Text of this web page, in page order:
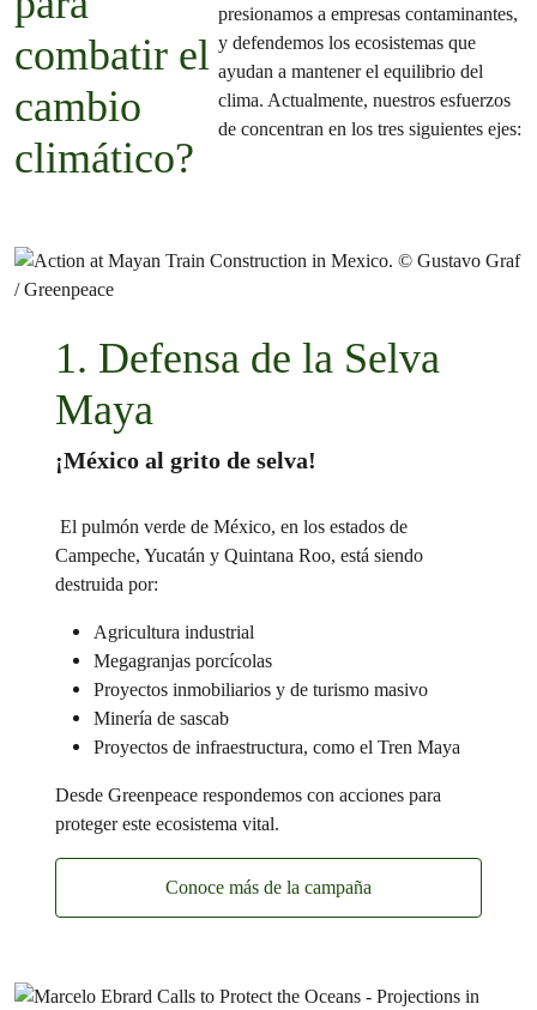
combatir el
cambio
climático?
presionamos a empresas contaminantes,
y defendemos los ecosistemas que
ayudan a mantener el equilibrio del
clima. Actualmente, nuestros esfuerzos
de concentran en los tres siguientes ejes:
1. Defensa de la Selva
Maya
¡México al grito de selva!
El pulmón verde de México, en los estados de
Campeche, Yucatán y Quintana Roo, está siendo
destruida por:
Agricultura industrial
Megagranjas porcícolas
Proyectos inmobiliarios y de turismo masivo
Minería de sascab
Proyectos de infraestructura, como el Tren Maya
Desde Greenpeace respondemos con acciones para
proteger este ecosistema vital.
Conoce más de la campaña